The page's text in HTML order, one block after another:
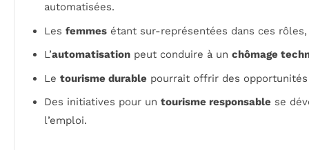
automatisées.
Les femmes étant sur-représentées dans ces
L’automatisation peut conduire à un chômage
Le tourisme durable pourrait offrir des
Des initiatives pour un tourisme responsable se
l’emploi.